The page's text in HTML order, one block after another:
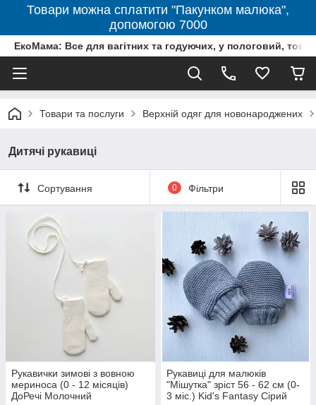
Товари можна сплатити "Пакунком малюка",
допомогою 7000
ЕкоМама: Все для вагітних та годуючих, у пологовий,
Товари та послуги Верхній одяг для новонароджених
Дитячі рукавиці
Сортування 0 Фільтри
Рукавички зимові з вовною
мериноса (0 - 12 місяців)
ДоРечі Молочний
Рукавиці для малюків
"Мішутка" зріст 56 - 62 см (0-
3 міс.) Kid's Fantasy Сірий